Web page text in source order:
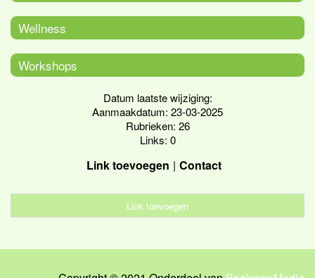
Wellness
Workshops
Datum laatste wijziging:
Aanmaakdatum: 23-03-2025
Rubrieken: 26
Links: 0
Link toevoegen Contact
Link toevoegen